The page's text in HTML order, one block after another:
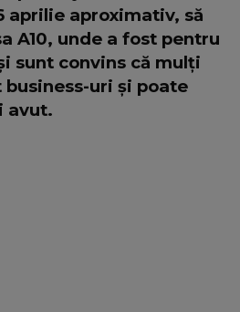
aprilie aproximativ, să
A10, unde a fost pentru
sunt convins că mulți
uri și poate
avut.